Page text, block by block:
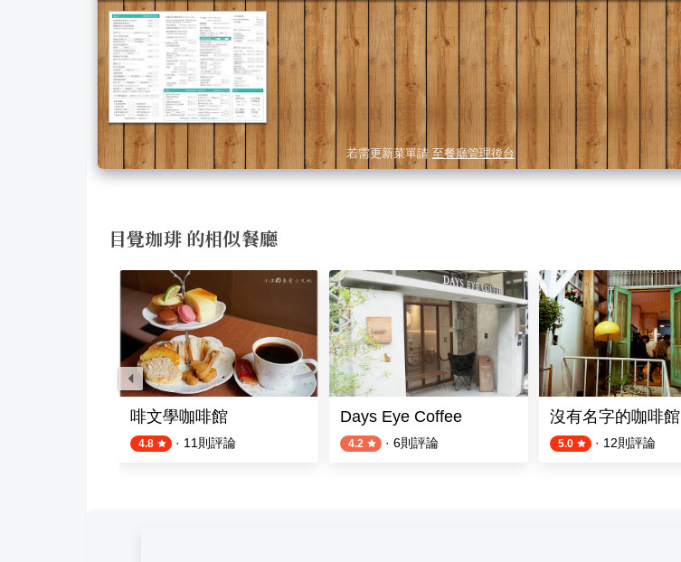
若需更新菜單請 至餐廳管理後台
目覺珈琲 的相似餐廳
啡文學咖啡館
4.8 · 11 則評論
Days Eye Coffee
4.2 · 6則評論
沒有名字的咖啡館
5.0 · 12則評論